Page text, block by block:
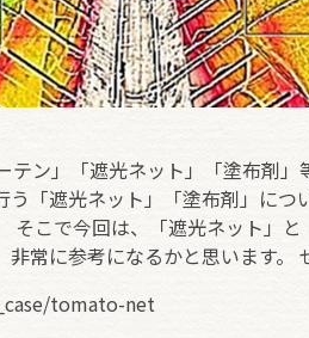
ン」「遮光ネット」「塗布剤
「遮光ネット」「塗布剤」に
そこで今回は、「遮光ネット」
常に参考になるかと思います。
tomato-net